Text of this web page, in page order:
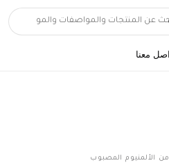
معنا
الألمنيوم المصبوب